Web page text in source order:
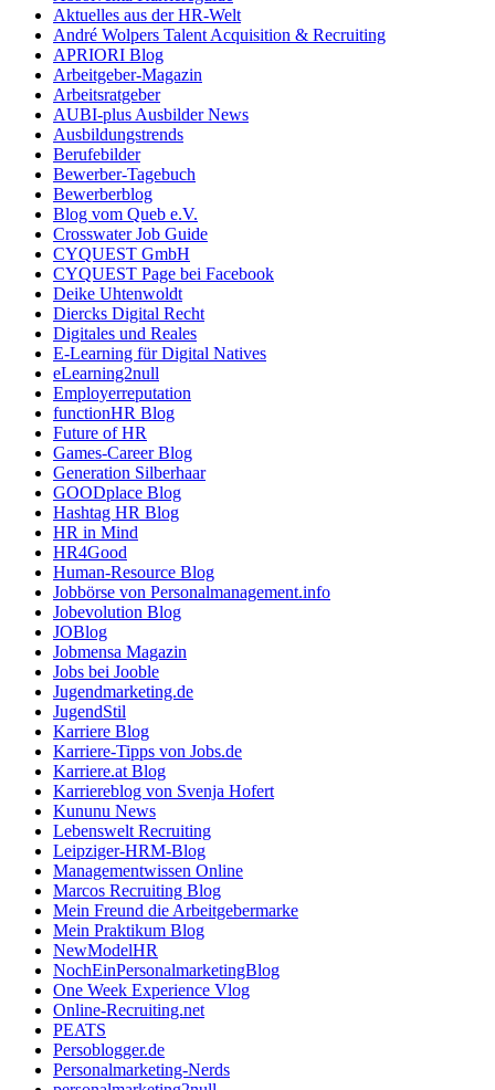
Aktuelles aus der HR-Welt
André Wolpers Talent Acquisition & Recruiting
APRIORI Blog
Arbeitgeber-Magazin
Arbeitsratgeber
AUBI-plus Ausbilder News
Ausbildungstrends
Berufebilder
Bewerber-Tagebuch
Bewerberblog
Blog vom Queb e.V.
Crosswater Job Guide
CYQUEST GmbH
CYQUEST Page bei Facebook
Deike Uhtenwoldt
Diercks Digital Recht
Digitales und Reales
E-Learning für Digital Natives
eLearning2null
Employerreputation
functionHR Blog
Future of HR
Games-Career Blog
Generation Silberhaar
GOODplace Blog
Hashtag HR Blog
HR in Mind
HR4Good
Human-Resource Blog
Jobbörse von Personalmanagement.info
Jobevolution Blog
JOBlog
Jobmensa Magazin
Jobs bei Jooble
Jugendmarketing.de
JugendStil
Karriere Blog
Karriere-Tipps von Jobs.de
Karriere.at Blog
Karriereblog von Svenja Hofert
Kununu News
Lebenswelt Recruiting
Leipziger-HRM-Blog
Managementwissen Online
Marcos Recruiting Blog
Mein Freund die Arbeitgebermarke
Mein Praktikum Blog
NewModelHR
NochEinPersonalmarketingBlog
One Week Experience Vlog
Online-Recruiting.net
PEATS
Persoblogger.de
Personalmarketing-Nerds